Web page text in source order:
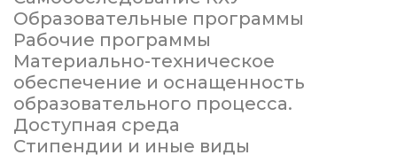
Образовательные программы
Рабочие программы
Материально-техническое
обеспечение и оснащенность
образовательного процесса.
Доступная среда
Стипендии и иные виды